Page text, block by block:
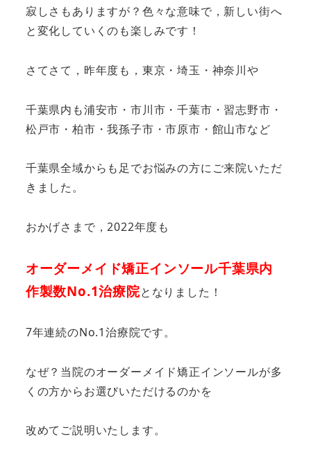
寂しさもありますが？色々な意味で，新しい街へ
と変化していくのも楽しみです！
さてさて，昨年度も，東京・埼玉・神奈川や
千葉県内も浦安市・市川市・千葉市・習志野市・
松戸市・柏市・我孫子市・市原市・館山市など
千葉県全域からも足でお悩みの方にご来院いただ
きました。
おかげさまで，2022年度も
オーダーメイド矯正インソール千葉県内
作製数No.1治療院となりました！
7年連続のNo.1治療院です。
なぜ？当院のオーダーメイド矯正インソールが多
くの方からお選びいただけるのかを
改めてご説明いたします。